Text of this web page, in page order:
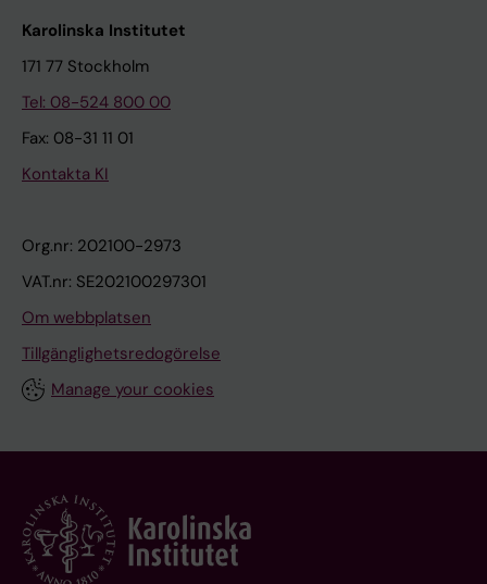
Karolinska Institutet
171 77 Stockholm
Tel: 08-524 800 00
Fax: 08-31 11 01
Kontakta KI
Org.nr: 202100-2973
VAT.nr: SE202100297301
Om webbplatsen
Tillgänglighetsredogörelse
Manage your cookies